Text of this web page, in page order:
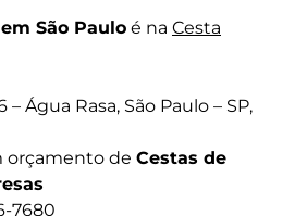
São Paulo é na Cesta
– Água Rasa, São Paulo – SP,
orçamento de Cestas de
7680